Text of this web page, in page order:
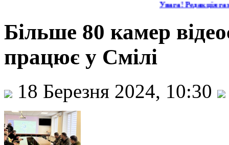
Увага! Редакція
Більше 80 камер
працює у Смілі
18 Березня 2024, 10:30